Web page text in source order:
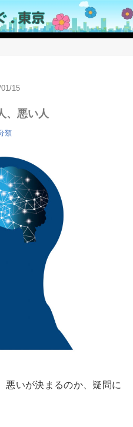
15
、悪い人
類
悪いが決まるのか、疑問に